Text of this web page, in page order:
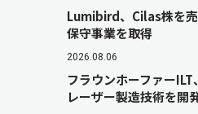
Lumibird、Cilas株を
保守事業を取得
2026.08.06
フラウンホーファー
レーザー製造技術を開